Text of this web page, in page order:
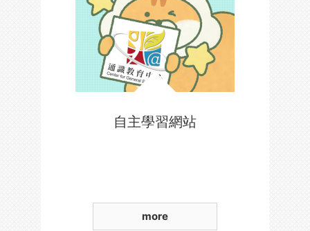
自主學習網站
more